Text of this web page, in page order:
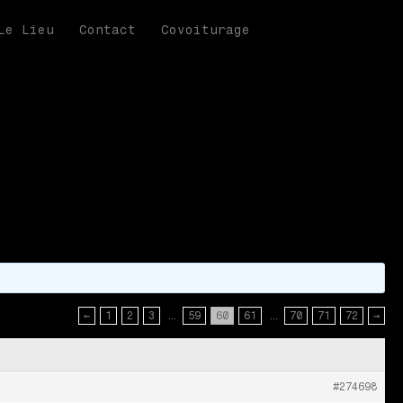
Lieu Contact Covoiturage
← 1 2 3 … 59 60 61 … 70 71 72 →
#274698